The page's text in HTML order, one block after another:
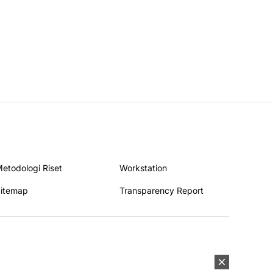
Riset Workstation
Transparency Report